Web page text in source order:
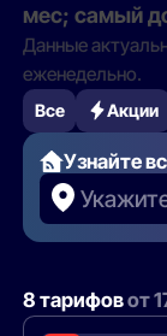
мес; самый
Данные
еженедельно.
Все Акции
Узнайте
8 тарифовот